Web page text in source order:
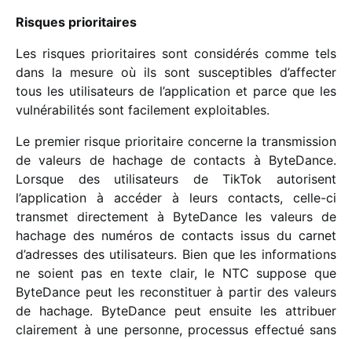
Risques prio­ri­taires
Les risques prio­ri­taires sont consi­dé­rés comme tels
dans la mesure où ils sont suscep­tibles d’affecter
tous les utili­sa­teurs de l’application et parce que les
vulné­ra­bi­li­tés sont faci­le­ment exploitables.
Le premier risque prio­ri­taire concerne la trans­mis­sion
de valeurs de hachage de contacts à ByteDance.
Lorsque des utili­sa­teurs de TikTok auto­risent
l’application à accé­der à leurs contacts, celle-ci
trans­met direc­te­ment à ByteDance les valeurs de
hachage des numé­ros de contacts issus du carnet
d’adresses des utili­sa­teurs. Bien que les infor­ma­tions
ne soient pas en texte clair, le NTC suppose que
ByteDance peut les recons­ti­tuer à partir des valeurs
de hachage. ByteDance peut ensuite les attri­buer
clai­re­ment à une personne, proces­sus effec­tué sans